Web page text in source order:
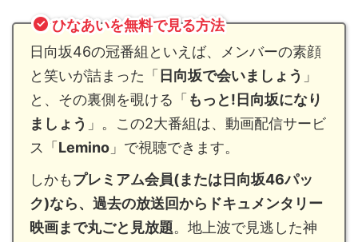
ひなあいを無料で見る方法
日向坂46の冠番組といえば、メンバーの素顔
と笑いが詰まった「 日向坂で会いましょう 」
と、その裏側を覗ける「 もっと!日向坂になり
ましょう 」。この2大番組は、動画配信サービ
ス「 Lemino 」で視聴できます。
しかもプレミアム会員(または日向坂46パッ
ク)なら、過去の放送回からドキュメンタリー
映画まで丸ごと見放題。地上波で見逃した神